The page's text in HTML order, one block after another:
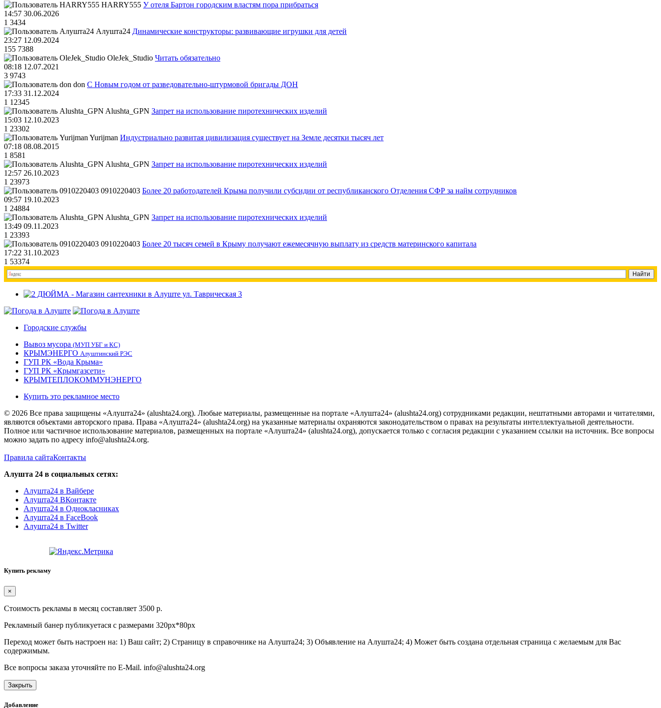
HARRY555 У отеля Бартон городским властям пора прибраться
14:57 30.06.2026
1 3434
Алушта24 Динамические конструкторы: развивающие игрушки для детей
23:27 12.09.2024
155 7388
OleJek_Studio Читать обязательно
08:18 12.07.2021
3 9743
don С Новым годом от разведовательно-штурмовой бригады ДОН
17:33 31.12.2024
1 12345
Alushta_GPN Запрет на использование пиротехнических изделий
15:03 12.10.2023
1 23302
Yurijman Индустриально развитая цивилизация существует на Земле десятки тысяч лет
07:18 08.08.2015
1 8581
Alushta_GPN Запрет на использование пиротехнических изделий
12:57 26.10.2023
1 23973
0910220403 Более 20 работодателей Крыма получили субсидии от республиканского Отделения СФР за найм сотрудников
09:57 19.10.2023
1 24884
Alushta_GPN Запрет на использование пиротехнических изделий
13:49 09.11.2023
1 23393
0910220403 Более 20 тысяч семей в Крыму получают ежемесячную выплату из средств материнского капитала
17:22 31.10.2023
1 53374
Городские службы
Вывоз мусора (МУП УБГ и КС)
КРЫМЭНЕРГО Алуштинский РЭС
ГУП РК «Вода Крыма»
ГУП РК «Крымгазсети»
КРЫМТЕПЛОКОММУНЭНЕРГО
Купить это рекламное место
© 2026 Все права защищены «Алушта24» (alushta24.org). Любые материалы, размещенные на портале «Алушта24» (alushta24.org) сотрудниками редакции, нештатными авторами и читателями,
являются объектами авторского права. Права «Алушта24» (alushta24.org) на указанные материалы охраняются законодательством о правах на результаты интеллектуальной деятельности.
Полное или частичное использование материалов, размещенных на портале «Алушта24» (alushta24.org), допускается только с согласия редакции с указанием ссылки на источник. Все вопросы
можно задать по адресу info@alushta24.org.
Правила сайтаКонтакты
Алушта 24 в социальных сетях:
Алушта24 в Вайбере
Алушта24 ВКонтакте
Алушта24 в Однокласниках
Алушта24 в FaceBook
Алушта24 в Twitter
Купить рекламу
×
Стоимость рекламы в месяц составляет 3500 р.
Рекламный банер публикуетася с размерами 320px*80px
Переход может быть настроен на: 1) Ваш сайт; 2) Страницу в справочнике на Алушта24; 3) Объявление на Алушта24; 4) Может быть создана отдельная страница с желаемым для Вас
содержимым.
Все вопросы заказа уточняйте по E-Mail. info@alushta24.org
Закрыть
Добавление